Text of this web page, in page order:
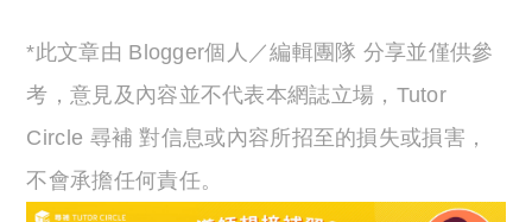
*此文章由 Blogger個人／編輯團隊 分享並僅供參
考，意見及內容並不代表本網誌立場，Tutor
Circle 尋補 對信息或內容所招至的損失或損害，
不會承擔任何責任。